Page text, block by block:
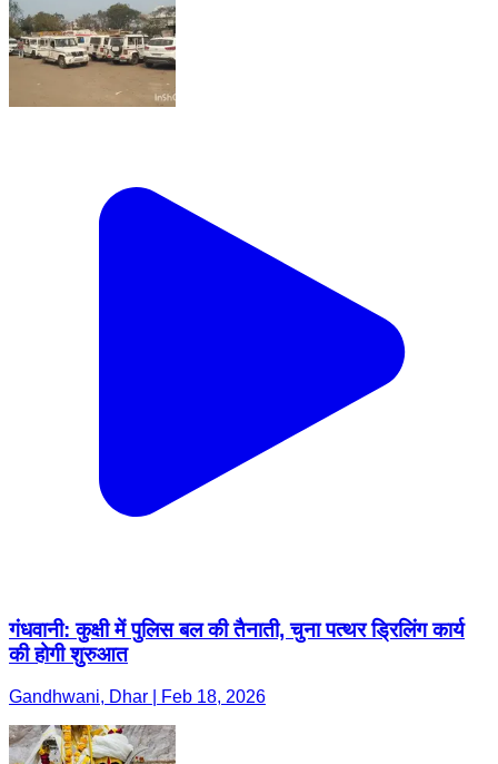
गंधवानी: कुक्षी में पुलिस बल की तैनाती, चुना पत्थर ड्रिलिंग कार्य
की होगी शुरुआत
Gandhwani, Dhar | Feb 18, 2026